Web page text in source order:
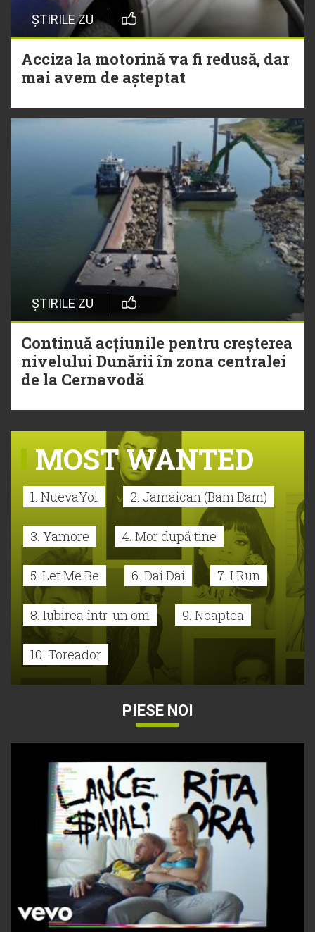
ȘTIRILE ZU
Acciza la motorină va fi redusă, dar
mai avem de așteptat
ȘTIRILE ZU
Continuă acțiunile pentru creșterea
nivelului Dunării în zona centralei
de la Cernavodă
MOST WANTED
1. NuevaYol 2. Jamaican (Bam Bam)
3. Yamore 4. Mor după tine
5. Let Me Be 6. Dai Dai 7. I Run
8. Iubirea într-un om 9. Noaptea
10. Toreador
PIESE NOI